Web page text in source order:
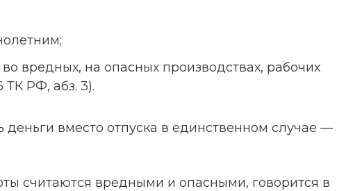
вредных, на опасных производствах, рабочих
ТК РФ, абз. 3).
деньги вместо отпуска в единственном случае —
считаются вредными и опасными, говорится в